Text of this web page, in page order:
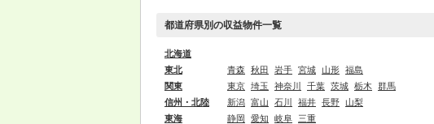
都道府県別の収益物件一覧
北海道
東北
青森 秋田 岩手 宮城 山形 福島
関東
東京 埼玉 神奈川 千葉 茨城 栃木
群馬
信州・北陸
新潟 富山 石川 福井 長野
山梨
東海
静岡 愛知 岐阜
三重